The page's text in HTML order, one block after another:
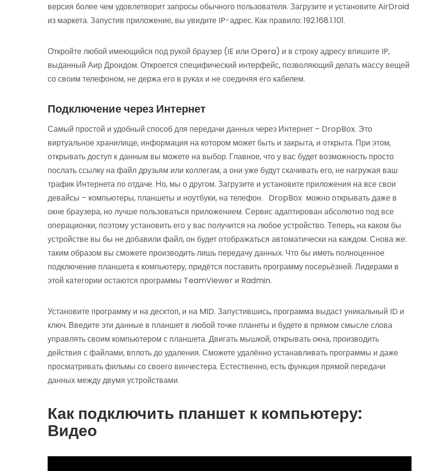
версия более чем удовлетворит запросы обычного пользователя. Загрузите и установите AirDroid
из маркета. Запустив приложение, вы увидите IP-адрес. Как правило: 192.168.1.101.
Откройте любой имеющийся под рукой браузер (IE или Opera) и в строку адресу впишите IP,
выданный Аир Дроидом. Откроется специфический интерфейс, позволяющий делать массу вещей
со своим телефоном, не держа его в руках и не соединяя его кабелем.
Подключение через Интернет
Самый простой и удобный способ для передачи данных через Интернет – DropBox. Это
виртуальное хранилище, информация на котором может быть и закрыта, и открыта. При этом,
открывать доступ к данным вы можете на выбор. Главное, что у вас будет возможность просто
послать ссылку на файл друзьям или коллегам, а они уже будут скачивать его, не нагружая ваш
трафик Интернета по отдаче. Но, мы о другом. Загрузите и установите приложения на все свои
девайсы – компьютеры, планшеты и ноутбуки, на телефон. DropBox можно открывать даже в
окне браузера, но лучше пользоваться приложением. Сервис адаптирован абсолютно под все
операционки, поэтому установить его у вас получится на любое устройство. Теперь, на каком бы
устройстве вы бы не добавили файл, он будет отображаться автоматически на каждом. Снова же:
таким образом вы сможете производить лишь передачу данных. Что бы иметь полноценное
подключение планшета к компьютеру, придётся поставить программу посерьёзней. Лидерами в
этой категории остаются программы TeamViewer и Radmin.
Установите программу и на десктоп, и на MID. Запустившись, программа выдаст уникальный ID и
ключ. Введите эти данные в планшет в любой точке планеты и будете в прямом смысле слова
управлять своим компьютером с планшета. Двигать мышкой, открывать окна, производить
действия с файлами, вплоть до удаления. Сможете удалённо устанавливать программы и даже
просматривать фильмы со своего винчестера. Естественно, есть функция прямой передачи
данных между двумя устройствами.
Как подключить планшет к компьютеру:
Видео